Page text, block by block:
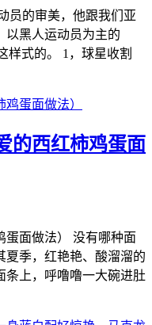
员的审美，他跟我们亚
以黑人运动员为主的
样式的。 1，球星收割
的西红柿鸡蛋面
蛋面做法） 没有哪种面
夏季，红艳艳、酸溜溜的
条上，呼噜噜一大碗进肚